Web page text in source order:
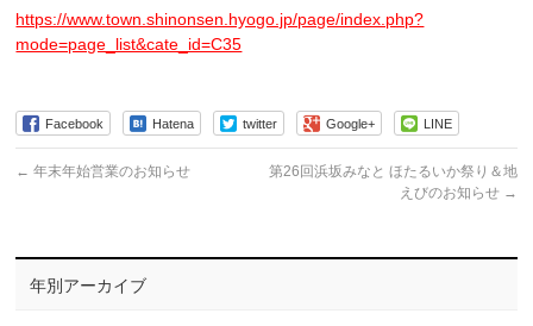
https://www.town.shinonsen.hyogo.jp/page/index.php?
mode=page_list&cate_id=C35
Facebook Hatena twitter Google+ LINE
← 年末年始営業のお知らせ
第26回浜坂みなと ほたるいか祭り＆地
えびのお知らせ →
年別アーカイブ